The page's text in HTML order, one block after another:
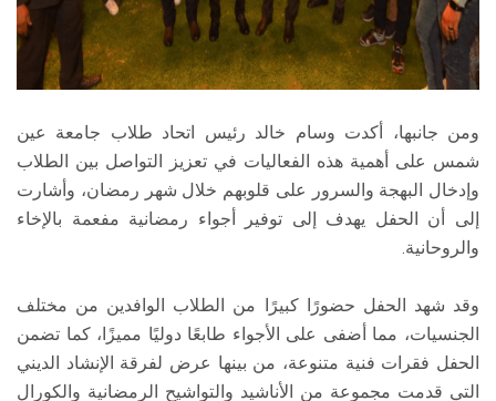
ومن جانبها، أكدت وسام خالد رئيس اتحاد طلاب جامعة عين
شمس على أهمية هذه الفعاليات في تعزيز التواصل بين الطلاب
وإدخال البهجة والسرور على قلوبهم خلال شهر رمضان، وأشارت
إلى أن الحفل يهدف إلى توفير أجواء رمضانية مفعمة بالإخاء
والروحانية.
وقد شهد الحفل حضورًا كبيرًا من الطلاب الوافدين من مختلف
الجنسيات، مما أضفى على الأجواء طابعًا دوليًا مميزًا، كما تضمن
الحفل فقرات فنية متنوعة، من بينها عرض لفرقة الإنشاد الديني
التي قدمت مجموعة من الأناشيد والتواشيح الرمضانية والكورال